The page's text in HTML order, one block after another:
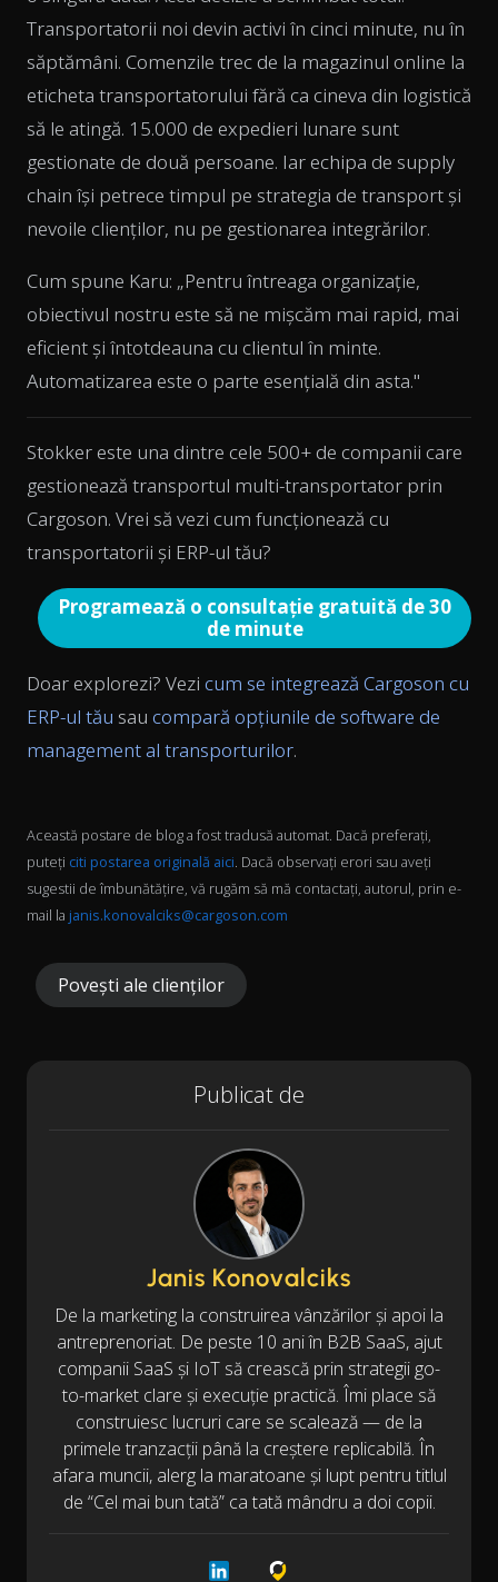
Transportatorii noi devin activi în cinci minute, nu în
săptămâni. Comenzile trec de la magazinul online la
eticheta transportatorului fără ca cineva din logistică
să le atingă. 15.000 de expedieri lunare sunt
gestionate de două persoane. Iar echipa de supply
chain își petrece timpul pe strategia de transport și
nevoile clienților, nu pe gestionarea integrărilor.
Cum spune Karu: „Pentru întreaga organizație,
obiectivul nostru este să ne mișcăm mai rapid, mai
eficient și întotdeauna cu clientul în minte.
Automatizarea este o parte esențială din asta."
Stokker este una dintre cele 500+ de companii care
gestionează transportul multi-transportator prin
Cargoson. Vrei să vezi cum funcționează cu
transportatorii și ERP-ul tău?
Programează o consultație gratuită de 30
de minute
Doar explorezi? Vezi cum se integrează Cargoson cu
ERP-ul tău sau compară opțiunile de software de
management al transporturilor.
Această postare de blog a fost tradusă automat. Dacă preferați,
puteți citi postarea originală aici. Dacă observați erori sau aveți
sugestii de îmbunătățire, vă rugăm să mă contactați, autorul, prin e-
mail la janis.konovalciks@cargoson.com
Povești ale clienților
Publicat de
Janis Konovalciks
De la marketing la construirea vânzărilor și apoi la
antreprenoriat. De peste 10 ani în B2B SaaS, ajut
companii SaaS și IoT să crească prin strategii go-
to-market clare și execuție practică. Îmi place să
construiesc lucruri care se scalează — de la
primele tranzacții până la creștere replicabilă. În
afara muncii, alerg la maratoane și lupt pentru titlul
de “Cel mai bun tată” ca tată mândru a doi copii.